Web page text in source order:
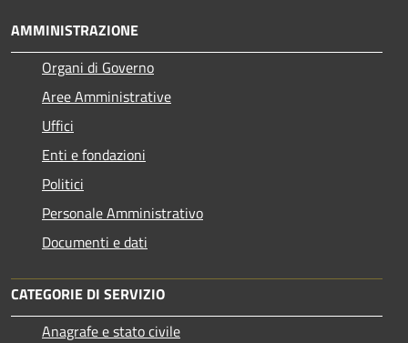
AMMINISTRAZIONE
Organi di Governo
Aree Amministrative
Uffici
Enti e fondazioni
Politici
Personale Amministrativo
Documenti e dati
CATEGORIE DI SERVIZIO
Anagrafe e stato civile